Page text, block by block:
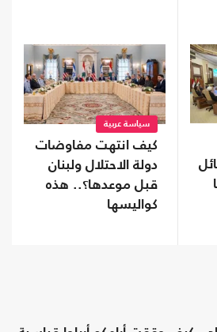
سياسة عربية
كيف انتهت مفاوضات
دولة الاحتلال ولبنان
قبل موعدها؟.. هذه
كواليسها